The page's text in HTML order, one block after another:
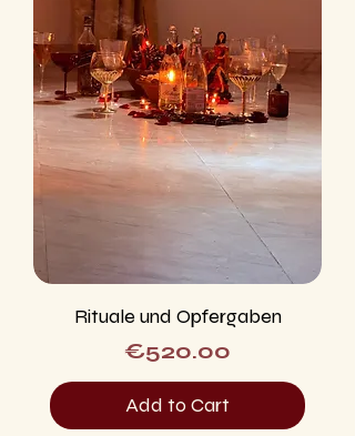
Rituale und Opfergaben
Price
€520.00
Add to Cart